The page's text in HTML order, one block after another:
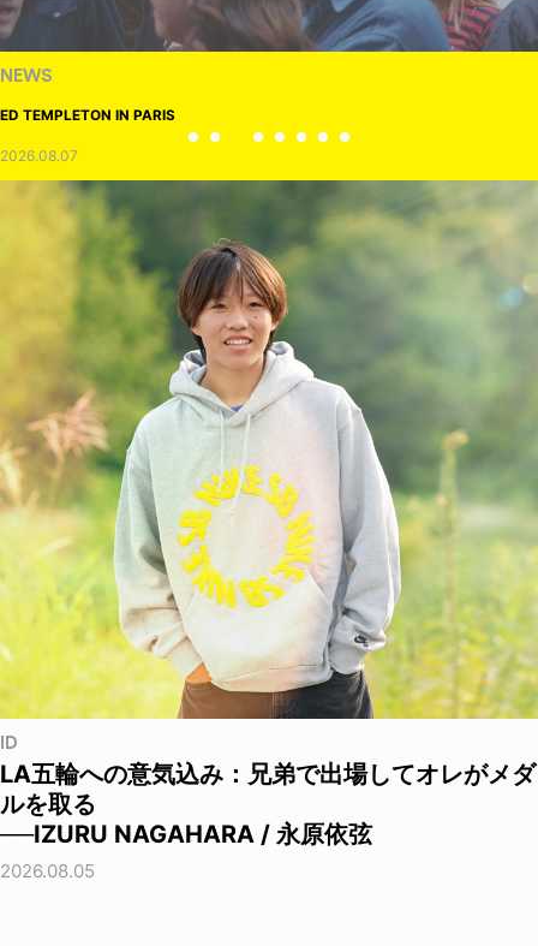
NEWS
ED TEMPLETON IN PARIS
2026.08.07
ID
LA五輪への意気込み：兄弟で出場してオレがメダ
ルを取る
──IZURU NAGAHARA / 永原依弦
2026.08.05